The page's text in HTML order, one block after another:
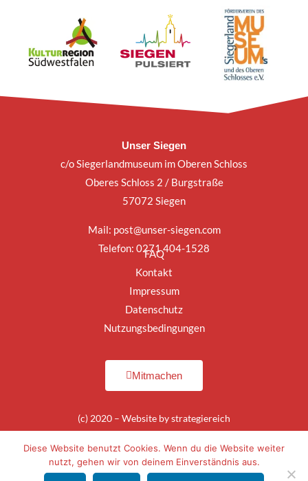
Unser Siegen
c/o Siegerlandmuseum im Oberen Schloss
Oberes Schloss 2 / Burgstraße
57072 Siegen
Mail: post@unser-siegen.com
Telefon: 0271 404-1528
FAQ
Kontakt
Impressum
Datenschutz
Nutzungsbedingungen
(c) 2020 – Website bystrategiereich
Mitmachen
Diese Website benutzt Cookies. Wenn du die Website weiter
nutzt, gehen wir von deinem Einverständnis aus.